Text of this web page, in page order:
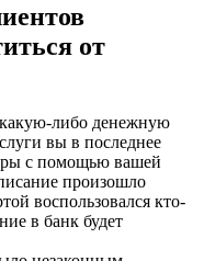
от
либо денежную
вы в последнее
с помощью вашей
произошло
воспользовался кто-
в банк будет